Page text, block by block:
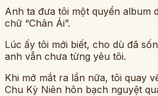
Anh ta đưa tôi một quyển album
chữ “Chân Ái”.
Lúc ấy tôi mới biết, cho dù đã
anh vẫn chưa từng yêu tôi.
Khi mở mắt ra lần nữa, tôi quay
Chu Kỳ Niên hôn bạch nguyệt